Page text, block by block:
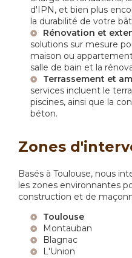
d'IPN, et bien plus
la durabilité de votre
Rénovation et
solutions sur mesure
maison ou
salle de bain et la
Terrassement et
services incluent le
piscines, ainsi que la
béton.
Zones
Basés à Toulouse, nous
les zones environnantes
construction et de
Toulouse
Montauban
Blagnac
L'Union